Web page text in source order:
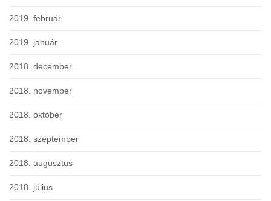
2019. február
2019. január
2018. december
2018. november
2018. október
2018. szeptember
2018. augusztus
2018. július